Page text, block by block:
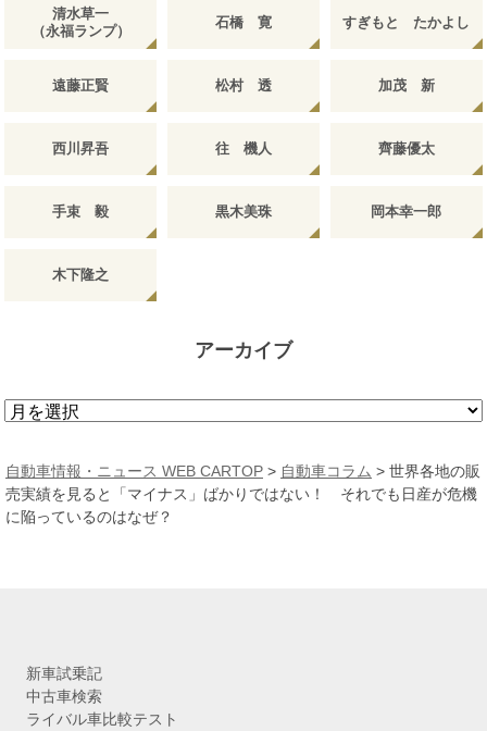
清水草一
（永福ランプ）
石橋 寛 すぎもと たかよし
遠藤正賢 松村 透 加茂 新
西川昇吾 往 機人 齊藤優太
手束 毅 黒木美珠 岡本幸一郎
木下隆之
アーカイブ
ア
カ
イ
ブ
自動車情報・ニュース WEB CARTOP > 自動車コラム > 世界各地の販
売実績を見ると「マイナス」ばかりではない！ それでも日産が危機
に陥っているのはなぜ？
新車試乗記
中古車検索
ライバル車比較テスト